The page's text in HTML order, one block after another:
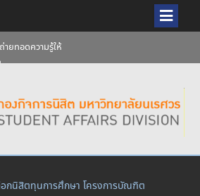
ยทอดความรู้ให้
36 ปี 29
อพิจารณาเข้ารับ
า 256
อกนิสิตทุนการศึกษา โครงการบัณฑิต